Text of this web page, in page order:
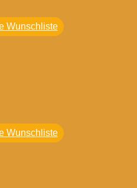
Wunschliste
Wunschliste